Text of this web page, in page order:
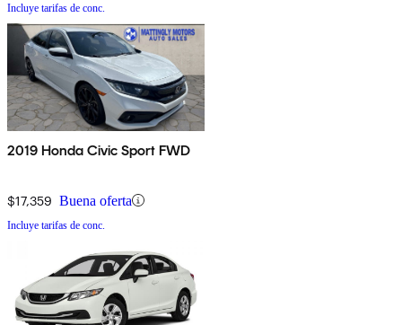
Incluye tarifas de conc.
2019 Honda Civic Sport FWD
$17,359 Buena oferta
Incluye tarifas de conc.